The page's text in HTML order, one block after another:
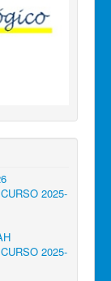
2025-
2025-